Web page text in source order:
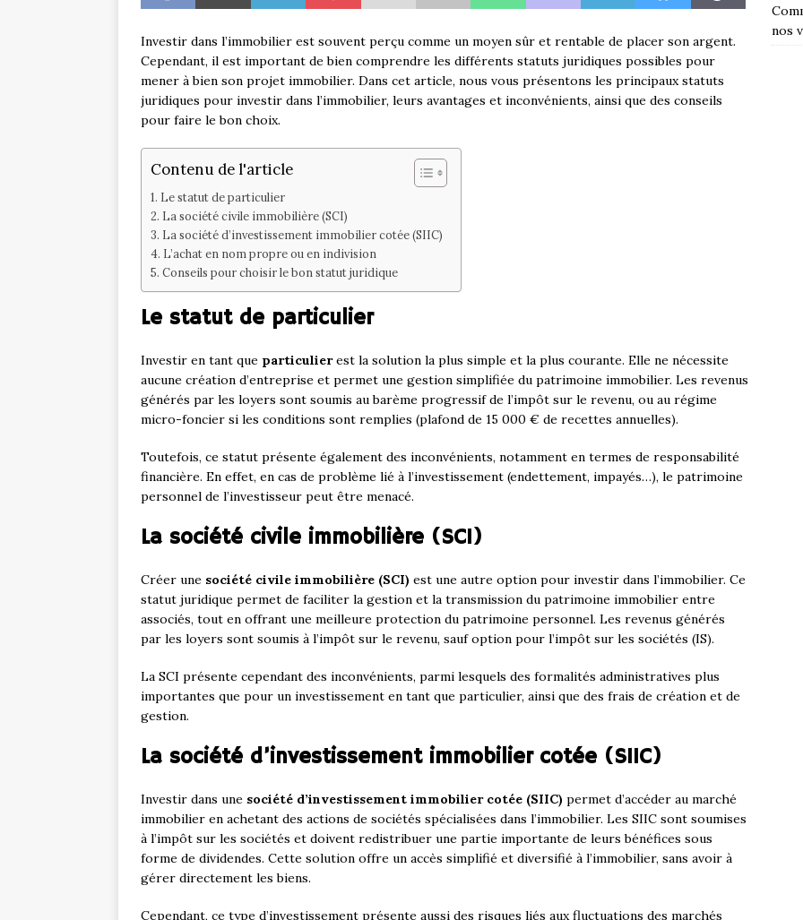
Investir dans l’immobilier est souvent perçu comme un moyen sûr et rentable de placer son argent.
Cependant, il est important de bien comprendre les différents statuts juridiques possibles pour
mener à bien son projet immobilier. Dans cet article, nous vous présentons les principaux statuts
juridiques pour investir dans l’immobilier, leurs avantages et inconvénients, ainsi que des conseils
pour faire le bon choix.
Contenu de l'article
Le statut de particulier
La société civile immobilière (SCI)
La société d’investissement immobilier cotée (SIIC)
L’achat en nom propre ou en indivision
Conseils pour choisir le bon statut juridique
Le statut de particulier
Investir en tant que particulierest la solution la plus simple et la plus courante. Elle ne nécessite
aucune création d’entreprise et permet une gestion simplifiée du patrimoine immobilier. Les revenus
générés par les loyers sont soumis au barème progressif de l’impôt sur le revenu, ou au régime
micro-foncier si les conditions sont remplies (plafond de 15 000 € de recettes annuelles).
Toutefois, ce statut présente également des inconvénients, notamment en termes de responsabilité
financière. En effet, en cas de problème lié à l’investissement (endettement, impayés…), le patrimoine
personnel de l’investisseur peut être menacé.
La société civile immobilière (SCI)
Créer une société civile immobilière (SCI) est une autre option pour investir dans l’immobilier. Ce
statut juridique permet de faciliter la gestion et la transmission du patrimoine immobilier entre
associés, tout en offrant une meilleure protection du patrimoine personnel. Les revenus générés
par les loyers sont soumis à l’impôt sur le revenu, sauf option pour l’impôt sur les sociétés (IS).
La SCI présente cependant des inconvénients, parmi lesquels des formalités administratives plus
importantes que pour un investissement en tant que particulier, ainsi que des frais de création et de
gestion.
La société d’investissement immobilier cotée (SIIC)
Investir dans une société d’investissement immobilier cotée (SIIC) permet d’accéder au marché
immobilier en achetant des actions de sociétés spécialisées dans l’immobilier. Les SIIC sont soumises
à l’impôt sur les sociétés et doivent redistribuer une partie importante de leurs bénéfices sous
forme de dividendes. Cette solution offre un accès simplifié et diversifié à l’immobilier, sans avoir à
gérer directement les biens.
Cependant, ce type d’investissement présente aussi des risques liés aux fluctuations des marchés
nos